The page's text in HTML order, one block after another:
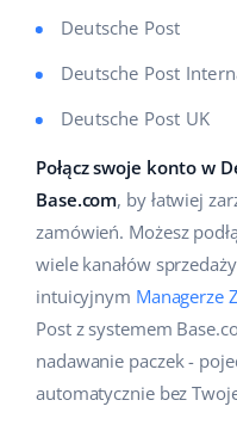
Zarządzanie wysyłką
Automatyzacja cen
AI dla e-commerce
Obsługa klienta
Ekosystem
Dom i ogród
Dziecko
Elektronika
Motoryzacja
Supermarket
Zdrowie i uroda
Moda
Pomoc
Akademia
Blog
Usługi
Wdrożenia systemu
Konsultacje i szkolenia
Audyt konta
english (US)
english (GB)
english (IN)
čeština
deutsch
Ελληνικά
español (AR)
español (MX)
Deutsche Post
Deutsche Post
Deutsche Post UK
Połącz swoje konto w
Base.com, by łatwiej
zamówień. Możesz
wiele kanałów
intuicyjnym Managerze
Post z systemem
nadawanie paczek -
automatycznie bez